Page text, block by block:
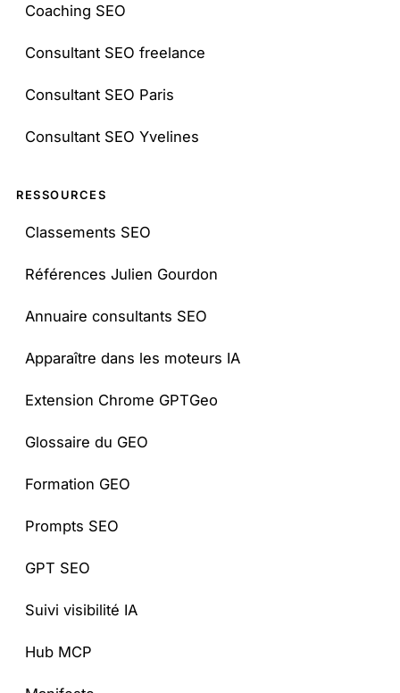
Coaching SEO
Consultant SEO freelance
Consultant SEO Paris
Consultant SEO Yvelines
RESSOURCES
Classements SEO
Références Julien Gourdon
Annuaire consultants SEO
Apparaître dans les moteurs IA
Extension Chrome GPTGeo
Glossaire du GEO
Formation GEO
Prompts SEO
GPT SEO
Suivi visibilité IA
Hub MCP